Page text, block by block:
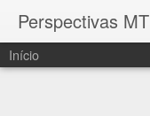
Perspectivas MT
Início